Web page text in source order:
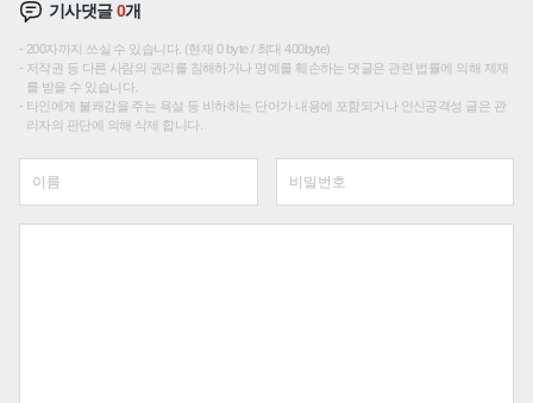
기사댓글0개
200자까지 쓰실 수 있습니다. (현재 0 byte / 최대 400byte)
저작권 등 다른 사람의 권리를 침해하거나 명예를 훼손하는 댓글은 관련 법률에 의해 제재
를 받을 수 있습니다.
타인에게 불쾌감을 주는 욕설 등 비하하는 단어가 내용에 포함되거나 인신공격성 글은 관
리자의 판단에 의해 삭제 합니다.